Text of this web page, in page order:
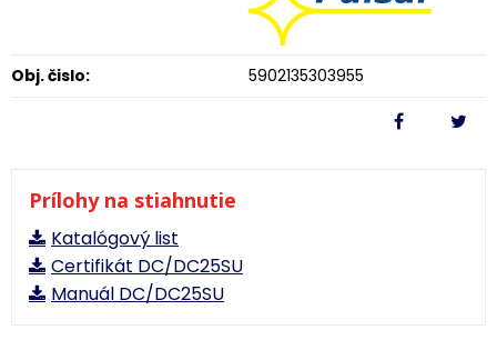
Obj. čislo: 5902135303955
Prílohy na stiahnutie
Katalógový list
Certifikát DC/DC25SU
Manuál DC/DC25SU